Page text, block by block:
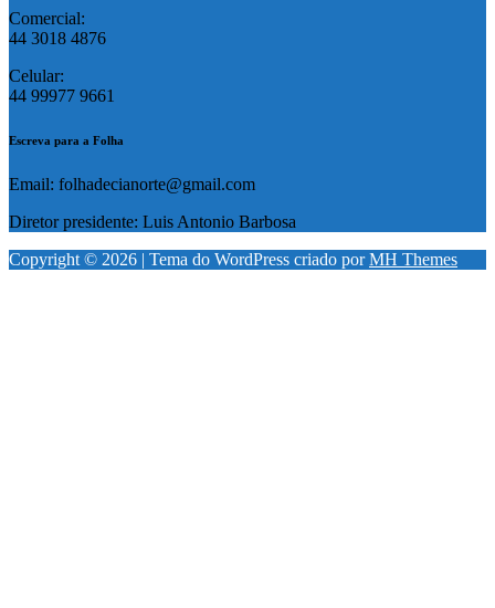
Comercial:
44 3018 4876
Celular:
44 99977 9661
Escreva para a Folha
Email: folhadecianorte@gmail.com
Diretor presidente: Luis Antonio Barbosa
Copyright © 2026 | Tema do WordPress criado porMH Themes